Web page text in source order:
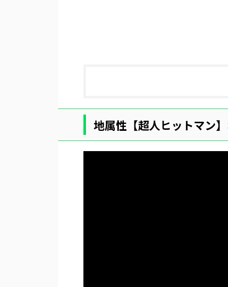
地属性【超人ヒットマン